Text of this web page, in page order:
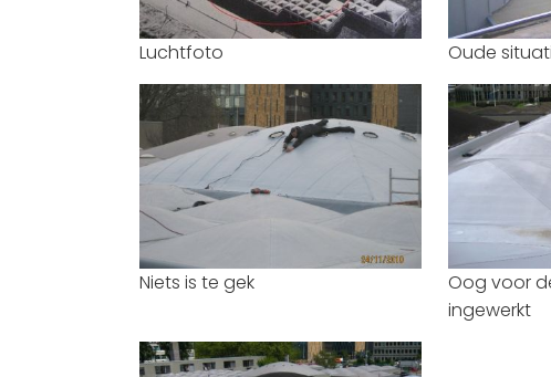
Luchtfoto Oude
Niets is te gek
Oog voor
ingewerkt